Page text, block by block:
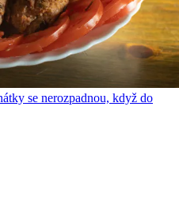
se nerozpadnou, když do